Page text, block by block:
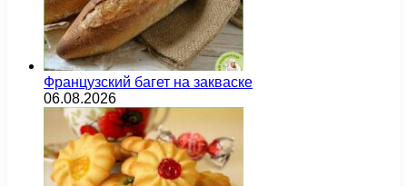
Французский багет на закваске
06.08.2026